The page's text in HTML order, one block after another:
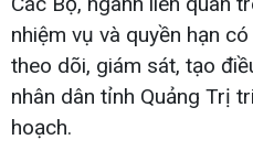
nhiệm vụ và quyền hạn
theo dõi, giám sát, tạo
nhân dân tỉnh Quảng Trị
hoạch.